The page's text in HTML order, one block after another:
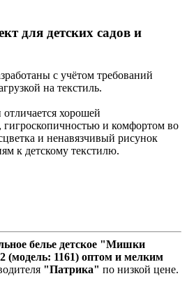
для детских садов и
с учётом требований
на текстиль.
отличается хорошей
гигроскопичностью и комфортом во
и ненавязчивый рисунок
к детскому текстилю.
белье детское "Мишки
(модель: 1161) оптом и мелким
"Патрика" по низкой цене.